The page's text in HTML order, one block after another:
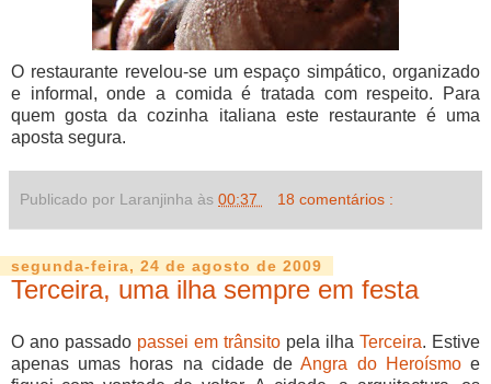
O restaurante revelou-se um espaço simpático, organizado
e informal, onde a comida é tratada com respeito. Para
quem gosta da cozinha italiana este restaurante é uma
aposta segura.
Publicado por Laranjinha às 00:37 18 comentários :
segunda-feira, 24 de agosto de 2009
Terceira, uma ilha sempre em festa
O ano passado passei em trânsito pela ilha Terceira. Estive
apenas umas horas na cidade deAngra do Heroísmoe